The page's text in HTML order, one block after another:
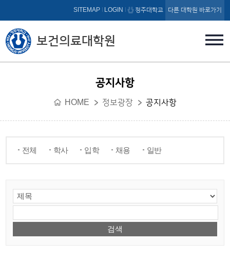
본문 바로가기
보건의료대학원
SITEMAP LOGIN 청주대학교 다른 대학원 바로가기
공지사항
HOME 정보광장 공지사항
전체 학사 입학 채용 일반